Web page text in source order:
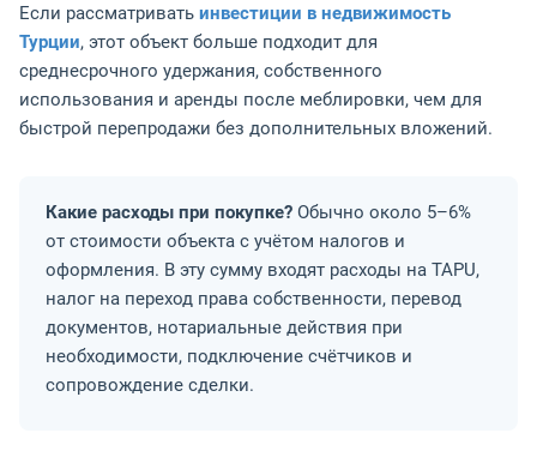
Если рассматривать инвестиции в недвижимость
Турции, этот объект больше подходит для
среднесрочного удержания, собственного
использования и аренды после меблировки, чем для
быстрой перепродажи без дополнительных вложений.
Какие расходы при покупке? Обычно около 5–6%
от стоимости объекта с учётом налогов и
оформления. В эту сумму входят расходы на TAPU,
налог на переход права собственности, перевод
документов, нотариальные действия при
необходимости, подключение счётчиков и
сопровождение сделки.